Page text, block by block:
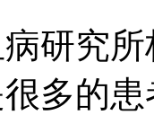
研究所
多的